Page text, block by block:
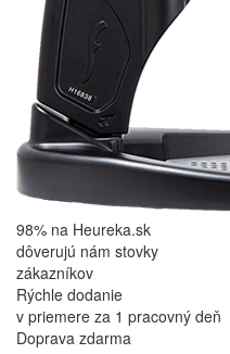
98% na Heureka.sk
dôverujú nám stovky
zákazníkov
Rýchle dodanie
v priemere za 1 pracovný deň
Doprava zdarma